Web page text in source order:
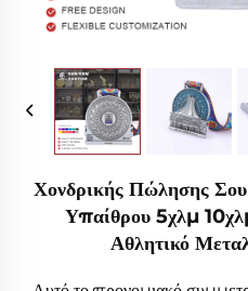
Χονδρικής Πώλησης
Υπαίθρου 5χλμ
Αθλητικό